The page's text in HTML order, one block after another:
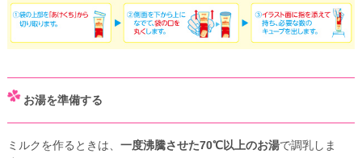
お湯を準備する
ミルクを作るときは、 一度沸騰させた70℃以上のお湯で調乳しま